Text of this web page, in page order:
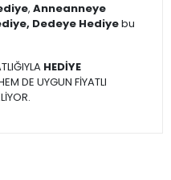
, Anneanneye
Dedeye Hediyebu
HEDİYE
DE UYGUN FİYATLI